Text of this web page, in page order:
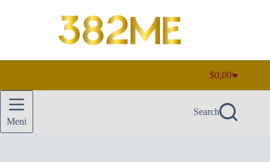
Shopping
cart
$0,00
Meni
Search